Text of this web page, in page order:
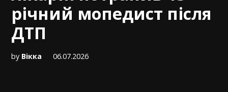
річний мопедист після
ДТП
by Вікка 06.07.2026